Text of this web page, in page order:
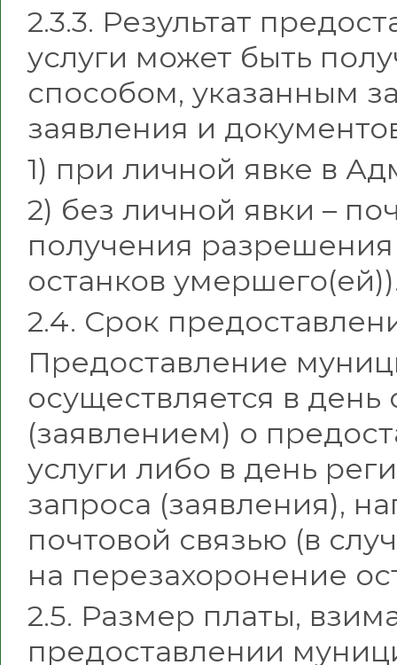
2.3.3. Результат
услуги может быть
способом, указанным
заявления и
1) при личной явке в
2) без личной явки –
получения
останков
2.4. Срок
Предоставление
осуществляется в
(заявлением) о
услуги либо в день
запроса (заявления),
почтовой связью (в
на перезахоронение
2.5. Размер платы,
предоставлении